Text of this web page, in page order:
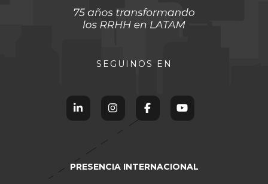
SEGUINOS EN
PRESENCIA INTERNACIONAL